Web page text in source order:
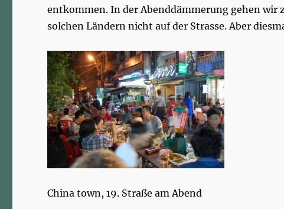
entkommen. In der Abenddämmerung gehen wir
solchen Ländern nicht auf der Strasse. Aber
China town, 19. Straße am Abend